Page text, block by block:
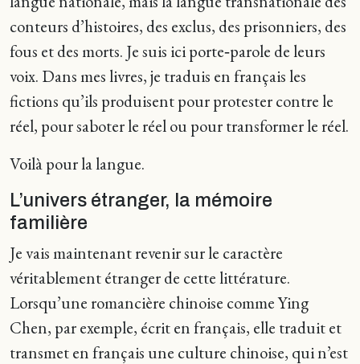
conteurs d’histoires, des exclus, des prisonniers, des
fous et des morts. Je suis ici porte‑parole de leurs
voix. Dans mes livres, je traduis en français les
fictions qu’ils produisent pour protester contre le
réel, pour saboter le réel ou pour transformer le réel.
Voilà pour la langue.
L’univers étranger, la mémoire
familière
Je vais maintenant revenir sur le caractère
véritablement étranger de cette littérature.
Lorsqu’une romancière chinoise comme Ying
Chen, par exemple, écrit en français, elle traduit et
transmet en français une culture chinoise, qui n’est